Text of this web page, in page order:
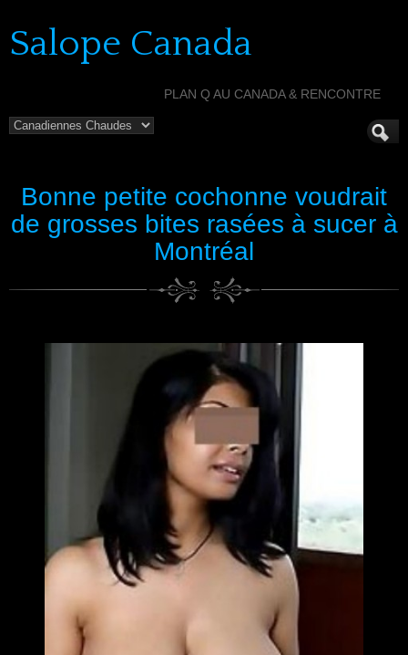
Salope Canada
PLAN Q AU CANADA & RENCONTRE
Bonne petite cochonne voudrait
de grosses bites rasées à sucer à
Montréal